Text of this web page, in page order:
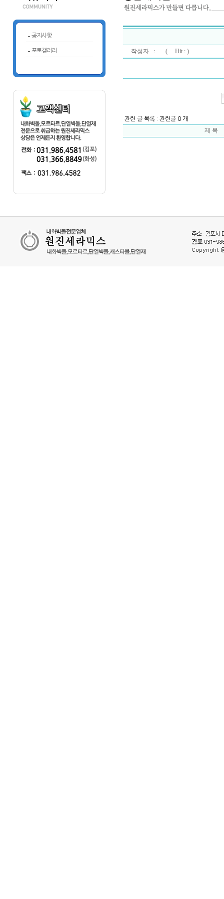
- 공지사항
- 포토갤러리 작성자 : ( Hit : )
관련 글 목록 : 관련글 0 개
제 목